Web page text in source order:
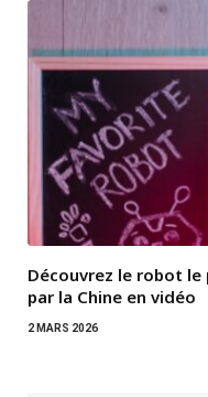
Découvrez le robot
par la Chine en vidéo
2 MARS 2026